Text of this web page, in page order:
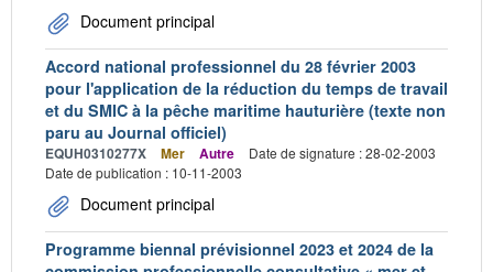
Document principal
Accord national professionnel du 28 février 2003
pour l'application de la réduction du temps de travail
et du SMIC à la pêche maritime hauturière (texte non
paru au Journal officiel)
EQUH0310277X Mer Autre
Date de signature : 28-02-2003
Date de publication : 10-11-2003
Document principal
Programme biennal prévisionnel 2023 et 2024 de la